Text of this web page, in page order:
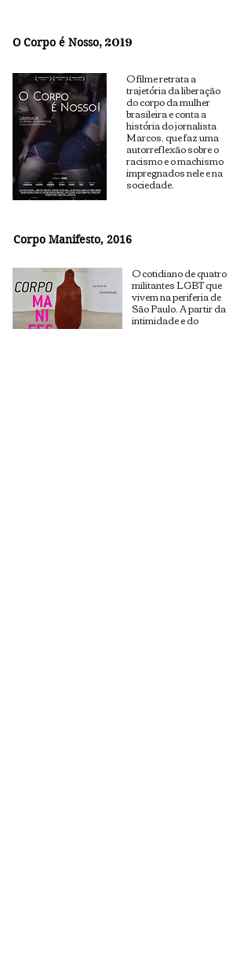
O Corpo é Nosso, 2019
O filme retrata a
trajetória da liberação
do corpo da mulher
brasileira e conta a
história do jornalista
Marcos, que faz uma
autorreflexão sobre o
racismo e o machismo
impregnados nele e na
sociedade.
Corpo Manifesto, 2016
O cotidiano de quatro
militantes LGBT que
vivem na periferia de
São Paulo. A partir da
intimidade e do